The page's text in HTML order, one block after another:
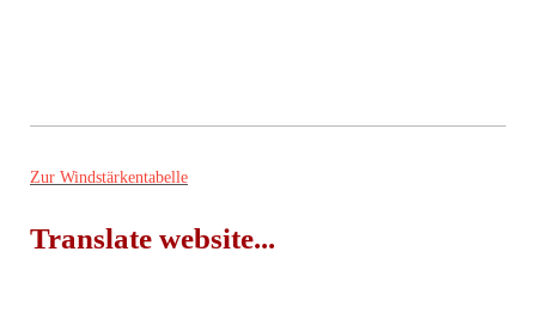
Zur Windstärkentabelle
Translate website...